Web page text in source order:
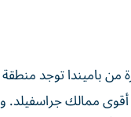
باميندا توجد منطقة
ممالك جراسفيلد.